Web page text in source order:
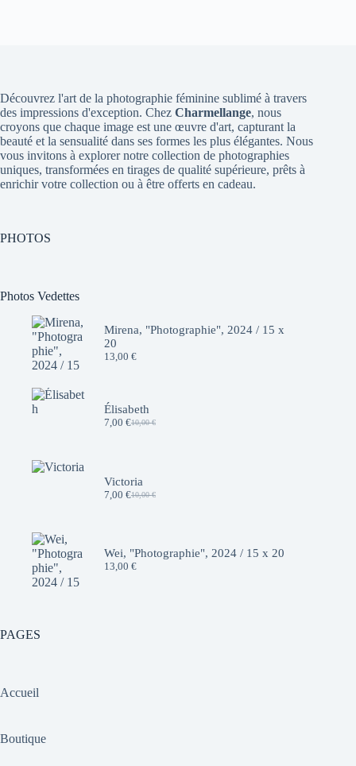
Découvrez l'art de la photographie féminine sublimé à travers
des impressions d'exception. Chez Charmellange, nous
croyons que chaque image est une œuvre d'art, capturant la
beauté et la sensualité dans ses formes les plus élégantes. Nous
vous invitons à explorer notre collection de photographies
uniques, transformées en tirages de qualité supérieure, prêts à
enrichir votre collection ou à être offerts en cadeau.
PHOTOS
Photos Vedettes
Mirena, "Photographie", 2024 / 15 x
20
13,00 €
Élisabeth
10,00€
Le
10,00 €.
7,00 €Le
7,00 €.
Victoria
10,00€
Le
10,00 €.
7,00 €Le
7,00 €.
Wei, "Photographie", 2024 / 15 x 20
13,00 €
PAGES
Accueil
Boutique